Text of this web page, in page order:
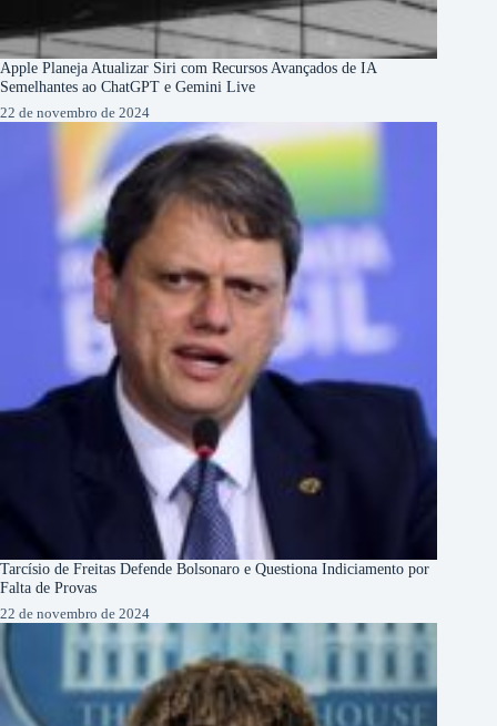
Apple Planeja Atualizar Siri com Recursos Avançados de IA
Semelhantes ao ChatGPT e Gemini Live
22 de novembro de 2024
Tarcísio de Freitas Defende Bolsonaro e Questiona Indiciamento por
Falta de Provas
22 de novembro de 2024